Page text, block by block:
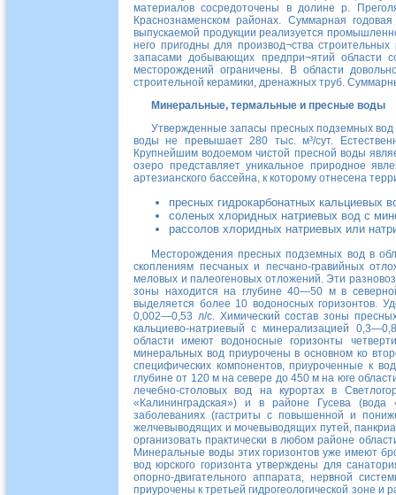
материалов сосредоточены в долинер.
Краснознаменском районах. Суммарная
выпускаемой продукции реализуется
него пригодны для производ¬ства
запасами добывающих предпри¬ятий области
месторождений ограничены. В области
строительной керамики, дренажных труб.
Минеральные, термальные и пресные воды
Утвержденные запасы пресных подземных вод
воды не превышает280 тыс. м³/сут.
Крупнейшим водоемом чистой пресной воды
озеро представляет уникальное природное
артезианского бассейна, к которому отнесена
пресных гидрокарбонатных кальциевых
соленых хлоридных натриевых вод с
рассолов хлоридных натриевых или
Месторождения пресных подземных вод в
скоплениям песчаных и песчано-гравийных
меловых и палеогеновых отложений. Эти
зоны находится на глубине 40—50 мв
выделяется более 10 водоносных горизонтов.
0,002—0,53 л/с. Химический состав зоны
кальциево-натриевый с минерализацией
области имеют водоносные горизонты
минеральных вод приурочены в основном ко
специфических компонентов, приуроченные к
глубине от 120 мна севере до 450 м на юге
лечебно-столовых вод на курортах в
«Калининградская») и в районе Гусева (вода
заболеваниях (гастриты с повышенной и
желчевыводящих и мочевыводящих путей,
организовать практически в любом районе
Минеральные воды этих горизонтов уже имеют
вод юрского горизонта утверждены для
опорно-двигательного аппарата, нервной
приурочены к третьей гидрогеологической зоне